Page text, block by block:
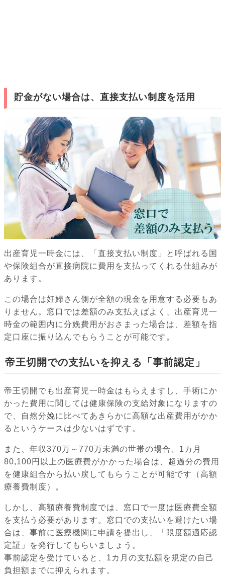
貯金がない場合は、直接支払い制度を活用
出産育児一時金には、「直接支払い制度」と呼ばれる国
や保険組合が直接病院に費用を支払ってくれる仕組みが
あります。
この場合は妊婦さん側が全額の現金を用意する必要もあ
りません。窓口では差額のみ支払えばよく、出産育児一
時金の範囲内に分娩費用がおさまった場合は、差額を指
定口座に振り込んでもらうことが可能です。
帝王切開での支払いを抑える「事前認定」
帝王切開でも出産育児一時金はもらえますし、手術にか
かった費用に関しては健康保険の支給対象になりますの
で、自然分娩に比べてあきらかに高額な出産費用がかか
るというケースは少ないはずです。
また、年収370万～770万未満の世帯の場合、1カ月
80,100円以上の医療費がかかった場合は、超過分の費用
を健康組合から払い戻してもらうことが可能です（高額
療養費制度）。
しかし、高額療養費制度では、窓口で一度は医療費全額
を支払う必要があります。窓口での支払いを避けたい場
合は、事前に医療機関に申請を提出し、「限度額適応認
定証」を発行してもらいましょう。
事前認定を受けていると、1カ月の支払額を規定の自己
負担額までに抑えられます。